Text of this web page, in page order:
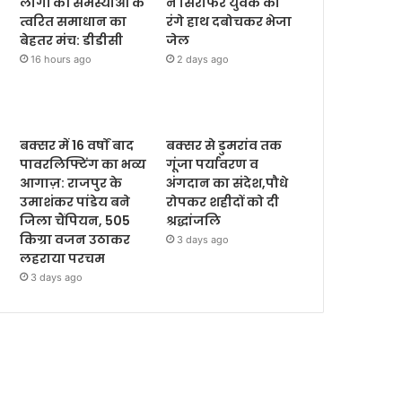
त्वरित समाधान का
बेहतर मंच: डीडीसी
16 hours ago
रंगे हाथ दबोचकर भेजा
जेल
2 days ago
बक्सर में 16 वर्षों बाद
पावरलिफ्टिंग का भव्य
आगाज़: राजपुर के
उमाशंकर पांडेय बने
जिला चैंपियन, 505
किग्रा वजन उठाकर
लहराया परचम
3 days ago
बक्सर से डुमरांव तक
गूंजा पर्यावरण व
अंगदान का संदेश,पौधे
रोपकर शहीदों को दी
श्रद्धांजलि
3 days ago